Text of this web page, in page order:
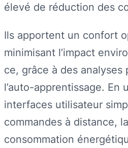
élevé de réduction des
Ils apportent un confort
minimisant l’impact
ce, grâce à des analyses
l’auto-apprentissage. En
interfaces utilisateur
commandes à distance,
consommation